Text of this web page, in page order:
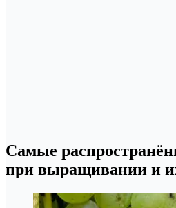
Самые
при выращивании и